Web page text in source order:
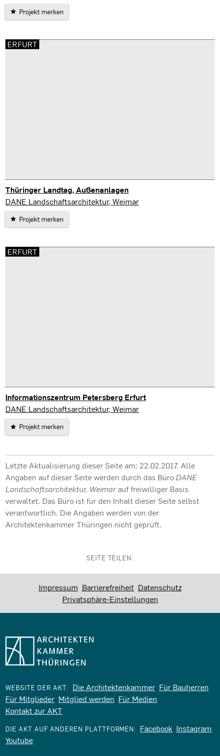
Projekt merken
Thüringer Landtag, Außenanlagen
Erfurt
DANE Landschaftsarchitektur, Weimar
Projekt merken
ERFURT
Informationszentrum Petersberg Erfurt
Erfurt
DANE Landschaftsarchitektur, Weimar
Projekt merken
ERFURT
Letzte Aktualisierung dieser Seite am: 22.02.2017. Alle
Angaben auf dieser Seite werden durch das Büro DANE
Landschaftsarchitektur, Weimarauf freiwilliger Basis
verwaltet. Das Büro ist für den Inhalt dieser Seite selbst
verantwortlich. Die Angaben werden von der
Architektenkammer Thüringen nicht geprüft.
SEITE TEILEN:
Impressum Barrierefreiheit Datenschutz
Privatsphäre-Einstellungen
WEBSITE DER AKT: Die Architektenkammer Für Bauherren
Für Mitglieder Mitglied werden Für Medien
Kontakt zur AKT
DIE AKT AUF ANDEREN PLATTFORMEN: Facebook Instagram
Youtube